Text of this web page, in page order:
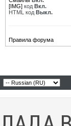
[IMG] код Вкл.
HTML код Выкл.
Правила форума